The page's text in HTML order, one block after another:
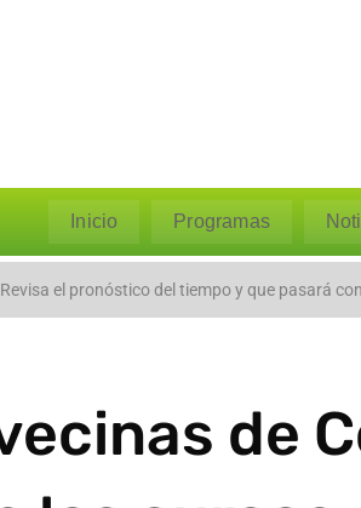
Inicio Programas
el pronóstico del tiempo y que pasará
por aumento del caudal del río Polpaico ant
de